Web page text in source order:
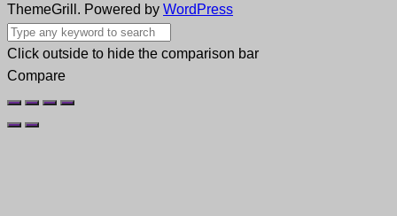
ThemeGrill. Powered by WordPress
Click outside to hide the comparison bar
Compare